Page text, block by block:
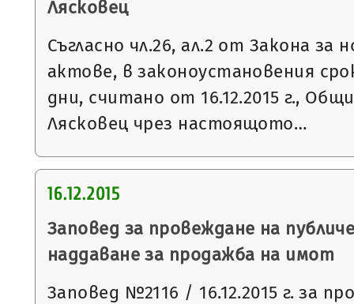
Лясковец
Съгласно чл.26, ал.2 от Закона за
актове, в законоустановения
дни, считано от 16.12.2015 г.,
Лясковец чрез настоящото…
16.12.2015
Заповед за провеждане на
наддаване за продажба на имот
Заповед №2116 / 16.12.2015 г. за